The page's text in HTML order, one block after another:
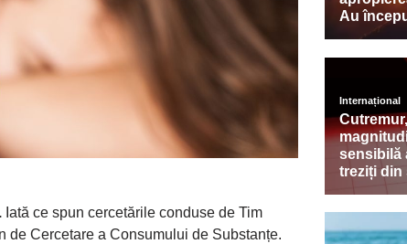
Iată ce spun cercetările conduse de Tim
de Cercetare a Consumului de Substanțe.